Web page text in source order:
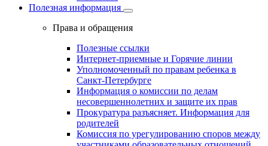
Полезная информация
Права и обращения
Полезные ссылки
Интернет-приемные и Горячие линии
Уполномоченный по правам ребенка в
Санкт-Петербурге
Информация о комиссии по делам
несовершеннолетних и защите их прав
Прокуратура разъясняет. Информация для
родителей
Комиссия по урегулированию споров между